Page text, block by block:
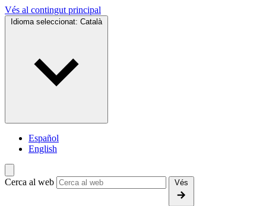
Vés al contingut principal
Idioma seleccionat: Català
Español
English
Cerca al web Vés